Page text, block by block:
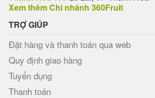
Xem thêm Chi nhánh 360Fruit
TRỢ GIÚP
Đặt hàng và thanh toán qua web
Quy định giao hàng
Tuyển dụng
Thanh toán